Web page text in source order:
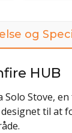
og
HUB
Solo Stove,
til at